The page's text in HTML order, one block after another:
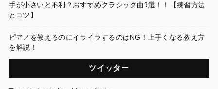
手が小さいと不利？おすすめクラシック曲9選！！【練習方法
とコツ】
ピアノを教えるのにイライラするのはNG！上手くなる教え方
を解説！
ツイッター